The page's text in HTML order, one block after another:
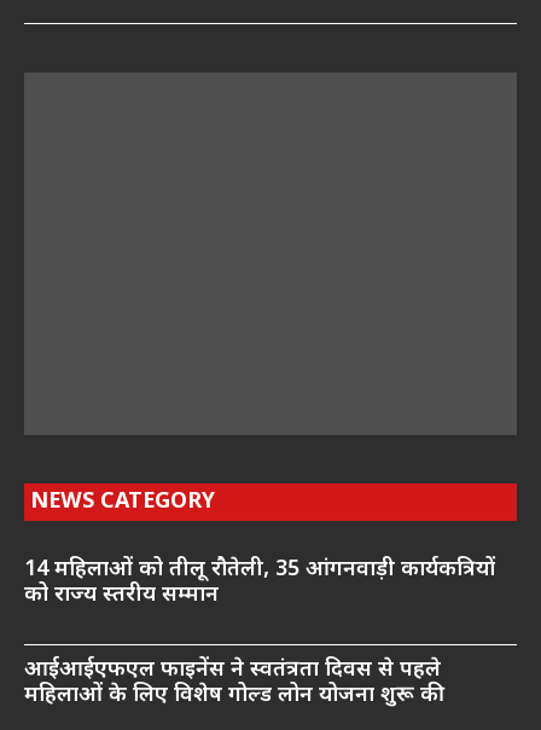
NEWS CATEGORY
14 महिलाओं को तीलू रौतेली, 35 आंगनवाड़ी कार्यकत्रियों
को राज्य स्तरीय सम्मान
आईआईएफएल फाइनेंस ने स्वतंत्रता दिवस से पहले
महिलाओं के लिए विशेष गोल्ड लोन योजना शुरू की